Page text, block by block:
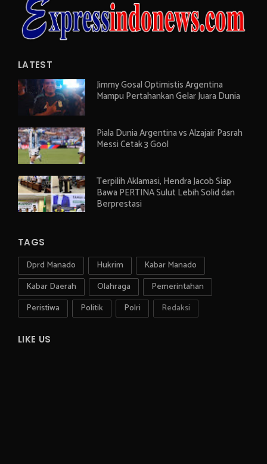
LATEST
Jimmy Gosal Optimistis Argentina
Mampu Pertahankan Gelar Juara Dunia
Piala Dunia Argentina vs Alzajair Pasrah
Messi Cetak 3 Gool
Terpilih Aklamasi, Hendra Jacob Siap
Bawa PERTINA Sulut Lebih Solid dan
Berprestasi
TAGS
Dprd Manado Hukrim
Kabar Manado
Kabar Daerah
Olahraga
Pemerintahan
Peristiwa
Politik Polri Redaksi
LIKE US